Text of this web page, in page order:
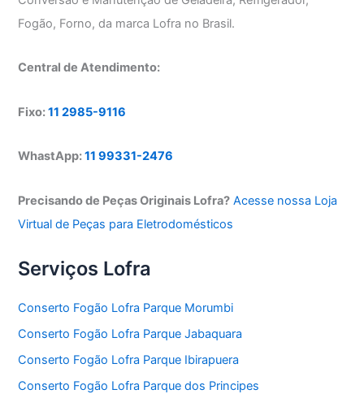
Fogão, Forno, da marca Lofra no Brasil.
Central de Atendimento:
Fixo:11 2985-9116
WhastApp:11 99331-2476
Precisando de Peças Originais Lofra? Acesse nossa Loja
Virtual de Peças para Eletrodomésticos
Serviços Lofra
Conserto Fogão Lofra Parque Morumbi
Conserto Fogão Lofra Parque Jabaquara
Conserto Fogão Lofra Parque Ibirapuera
Conserto Fogão Lofra Parque dos Principes